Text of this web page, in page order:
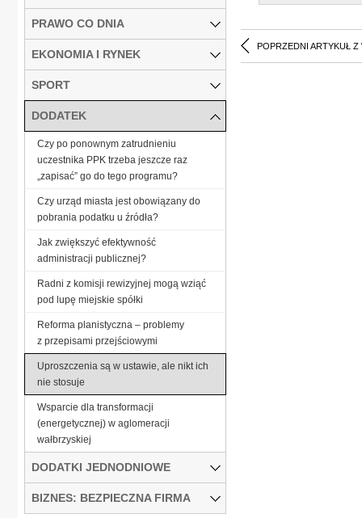
POPRZEDNI ARTYKUŁ Z
PRAWO CO DNIA
EKONOMIA I RYNEK
SPORT
DODATEK
Czy po ponownym zatrudnieniu
uczestnika PPK trzeba jeszcze raz
„zapisać” go do tego programu?
Czy urząd miasta jest obowiązany do
pobrania podatku u źródła?
Jak zwiększyć efektywność
administracji publicznej?
Radni z komisji rewizyjnej mogą wziąć
pod lupę miejskie spółki
Reforma planistyczna – problemy
z przepisami przejściowymi
Uproszczenia są w ustawie, ale nikt ich
nie stosuje
Wsparcie dla transformacji
(energetycznej) w aglomeracji
wałbrzyskiej
DODATKI JEDNODNIOWE
BIZNES: BEZPIECZNA FIRMA